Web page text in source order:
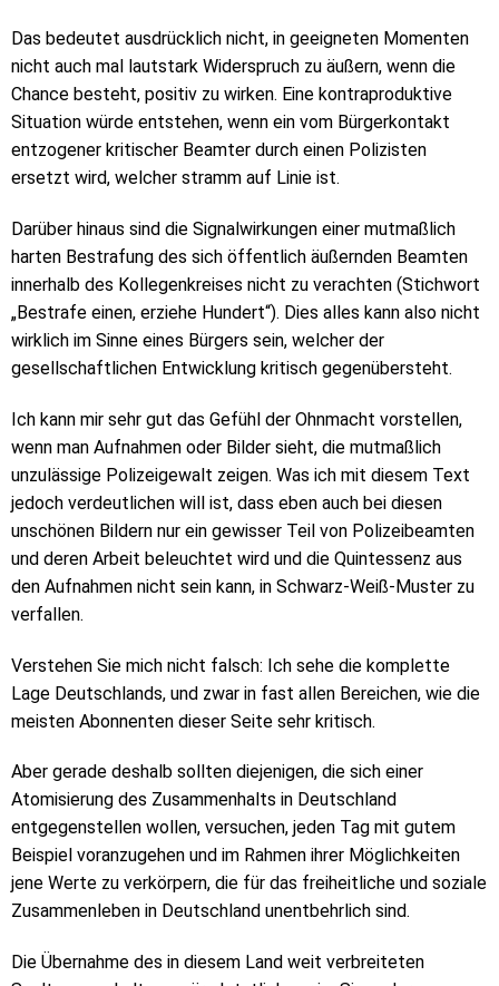
Das bedeutet ausdrücklich nicht, in geeigneten Momenten
nicht auch mal lautstark Widerspruch zu äußern, wenn die
Chance besteht, positiv zu wirken. Eine kontraproduktive
Situation würde entstehen, wenn ein vom Bürgerkontakt
entzogener kritischer Beamter durch einen Polizisten
ersetzt wird, welcher stramm auf Linie ist.
Darüber hinaus sind die Signalwirkungen einer mutmaßlich
harten Bestrafung des sich öffentlich äußernden Beamten
innerhalb des Kollegenkreises nicht zu verachten (Stichwort
„Bestrafe einen, erziehe Hundert“). Dies alles kann also nicht
wirklich im Sinne eines Bürgers sein, welcher der
gesellschaftlichen Entwicklung kritisch gegenübersteht.
Ich kann mir sehr gut das Gefühl der Ohnmacht vorstellen,
wenn man Aufnahmen oder Bilder sieht, die mutmaßlich
unzulässige Polizeigewalt zeigen. Was ich mit diesem Text
jedoch verdeutlichen will ist, dass eben auch bei diesen
unschönen Bildern nur ein gewisser Teil von Polizeibeamten
und deren Arbeit beleuchtet wird und die Quintessenz aus
den Aufnahmen nicht sein kann, in Schwarz-Weiß-Muster zu
verfallen.
Verstehen Sie mich nicht falsch: Ich sehe die komplette
Lage Deutschlands, und zwar in fast allen Bereichen, wie die
meisten Abonnenten dieser Seite sehr kritisch.
Aber gerade deshalb sollten diejenigen, die sich einer
Atomisierung des Zusammenhalts in Deutschland
entgegenstellen wollen, versuchen, jeden Tag mit gutem
Beispiel voranzugehen und im Rahmen ihrer Möglichkeiten
jene Werte zu verkörpern, die für das freiheitliche und soziale
Zusammenleben in Deutschland unentbehrlich sind.
Die Übernahme des in diesem Land weit verbreiteten